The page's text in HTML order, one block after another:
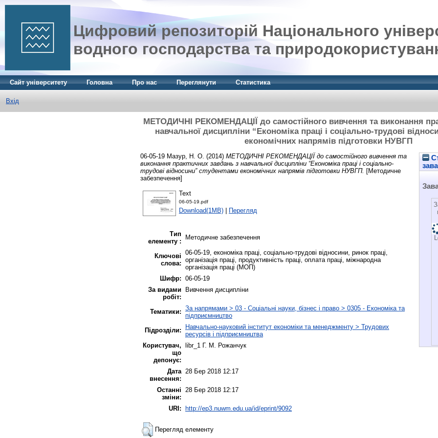
Цифровий репозиторій Національного
водного господарства та
Сайт університету Головна Про нас Переглянути Статистика
Вхід
МЕТОДИЧНІ РЕКОМЕНДАЦІЇ до самостійного вивчення та виконання
навчальної дисципліни “Економіка праці і соціально-трудові
економічних напрямів підготовки НУВГП
06-05-19 Мазур, Н. О. (2014) МЕТОДИЧНІ РЕКОМЕНДАЦІЇ до самостійного вивчення та
виконання практичних завдань з навчальної дисципліни “Економіка праці і соціально-
трудові відносини” студентами економічних напрямів підготовки НУВГП. [Методичне
забезпечення]
Text
06-05-19.pdf
Download(1MB) | Перегляд
Тип
елементу :
Методичне забезпечення
Ключові
слова:
06-05-19, економіка праці, соціально-трудові відносини, ринок праці,
організація праці, продуктивність праці, оплата праці, міжнародна
організація праці (МОП)
Шифр: 06-05-19
За видами
робіт:
Вивчення дисципліни
Тематики: За напрямами > 03 - Соціальні науки, бізнес і право > 0305 - Економіка та
підприємництво
Підрозділи:
Навчально-науковий інститут економіки та менеджменту > Трудових
ресурсів і підприємництва
Користувач,
що
депонує:
libr_1 Г. М. Рожанчук
Дата
внесення:
28 Бер 2018 12:17
Останні
зміни:
28 Бер 2018 12:17
URI: http://ep3.nuwm.edu.ua/id/eprint/9092
Перегляд елементу